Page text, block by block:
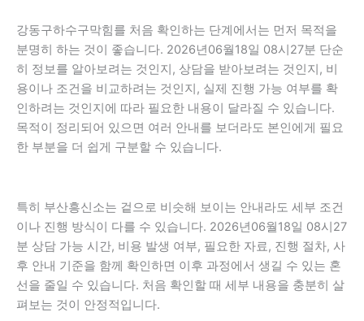
강동구하수구막힘를 처음 확인하는 단계에서는 먼저 목적을
분명히 하는 것이 좋습니다. 2026년06월18일 08시27분 단순
히 정보를 알아보려는 것인지, 상담을 받아보려는 것인지, 비
용이나 조건을 비교하려는 것인지, 실제 진행 가능 여부를 확
인하려는 것인지에 따라 필요한 내용이 달라질 수 있습니다.
목적이 정리되어 있으면 여러 안내를 보더라도 본인에게 필요
한 부분을 더 쉽게 구분할 수 있습니다.
특히 부산흥신소는 겉으로 비슷해 보이는 안내라도 세부 조건
이나 진행 방식이 다를 수 있습니다. 2026년06월18일 08시27
분 상담 가능 시간, 비용 발생 여부, 필요한 자료, 진행 절차, 사
후 안내 기준을 함께 확인하면 이후 과정에서 생길 수 있는 혼
선을 줄일 수 있습니다. 처음 확인할 때 세부 내용을 충분히 살
펴보는 것이 안정적입니다.